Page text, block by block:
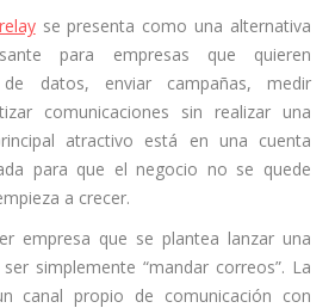
se presenta como una alternativa
para empresas que quieren
datos, enviar campañas, medir
comunicaciones sin realizar una
atractivo está en una cuenta
para que el negocio no se quede
a crecer.
empresa que se plantea lanzar una
simplemente “mandar correos”. La
canal propio de comunicación con